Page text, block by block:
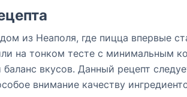
из Неаполя, где пицца впервые
на тонком тесте с минимальным
вкусов. Данный рецепт
внимание качеству